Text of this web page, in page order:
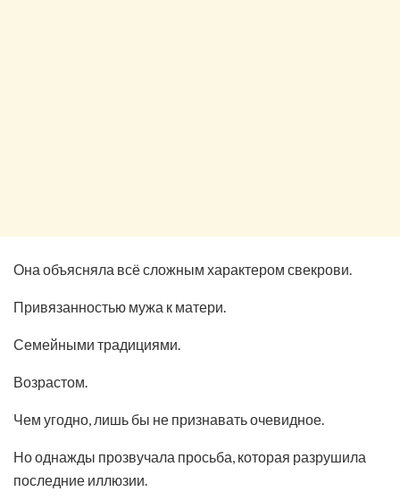
Она объясняла всё сложным характером свекрови.
Привязанностью мужа к матери.
Семейными традициями.
Возрастом.
Чем угодно, лишь бы не признавать очевидное.
Но однажды прозвучала просьба, которая разрушила
последние иллюзии.